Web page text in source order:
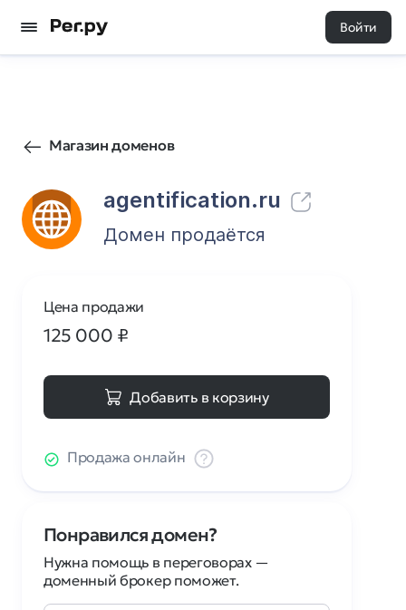
Войти
Магазин доменов
agentification.ru
13 0
Домен продаётся
Цена продажи
125 000 ₽
Добавить в корзину
Продажа онлайн
Понравился домен?
Нужна помощь в переговорах —
доменный брокер поможет.